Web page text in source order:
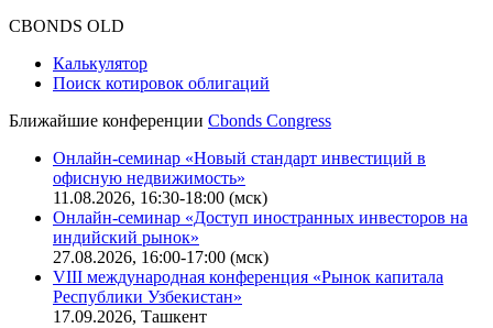
CBONDS OLD
Калькулятор
Поиск котировок облигаций
Ближайшие конференции Cbonds Congress
Онлайн-семинар «Новый стандарт инвестиций в
офисную недвижимость»
11.08.2026, 16:30-18:00 (мск)
Онлайн-семинар «Доступ иностранных инвесторов на
индийский рынок»
27.08.2026, 16:00-17:00 (мск)
VIII международная конференция «Рынок капитала
Республики Узбекистан»
17.09.2026, Ташкент